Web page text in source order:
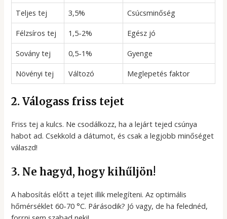
Teljes tej
3,5%
Csúcsminőség
Félzsíros tej
1,5-2%
Egész jó
Sovány tej
0,5-1%
Gyenge
Növényi tej
Változó Meglepetés faktor
2. Válogass friss tejet
Friss tej a kulcs. Ne csodálkozz, ha a lejárt tejed csúnya
habot ad. Csekkold a dátumot, és csak a legjobb minőséget
válaszd!
3. Ne hagyd, hogy kihűljön!
A habosítás előtt a tejet illik melegíteni. Az optimális
hőmérséklet 60-70 °C. Párásodik? Jó vagy, de ha felednéd,